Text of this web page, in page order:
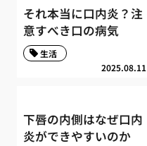
それ本当に口内炎？注
意すべき口の病気
2025.08.11
生活
下唇の内側はなぜ口内
炎ができやすいのか